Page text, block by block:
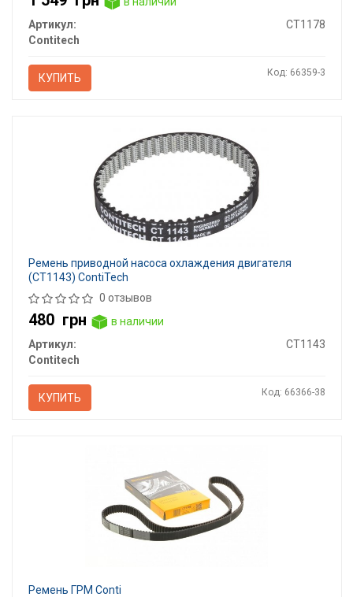
Артикул:
CT1178
Contitech
КУПИТЬ Код: 66359-3
Ремень приводной насоса охлаждения двигателя
(CT1143) ContiTech
0 отзывов
480 грн
в наличии
Артикул:
CT1143
Contitech
КУПИТЬ Код: 66366-38
Ремень ГРМ Conti